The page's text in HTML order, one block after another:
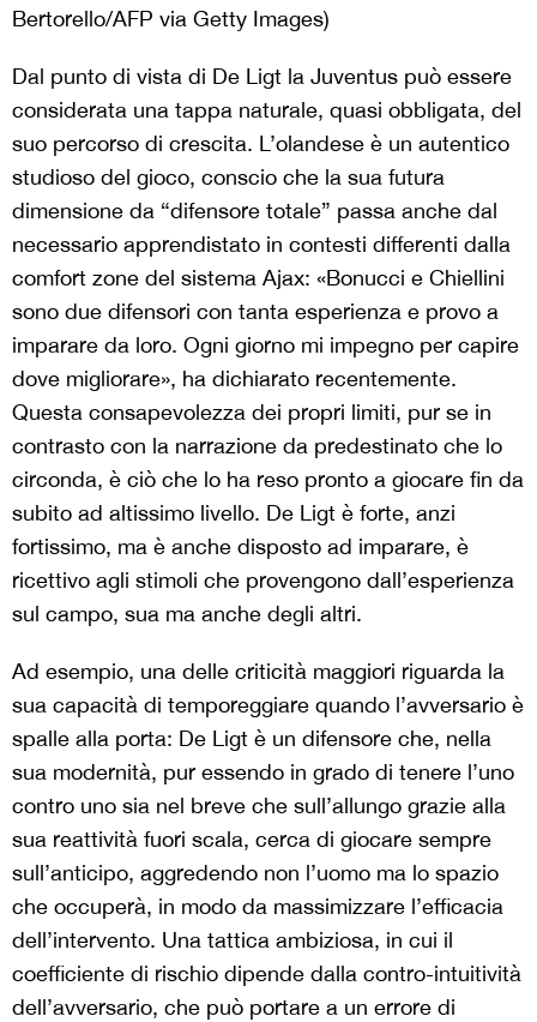
Bertorello/AFP via Getty Images)
Dal punto di vista di De Ligt la Juventus può essere
considerata una tappa naturale, quasi obbligata, del
suo percorso di crescita. L’olandese è un autentico
studioso del gioco, conscio che la sua futura
dimensione da “difensore totale” passa anche dal
necessario apprendistato in contesti differenti dalla
comfort zone del sistema Ajax: «Bonucci e Chiellini
sono due difensori con tanta esperienza e provo a
imparare da loro. Ogni giorno mi impegno per capire
dove migliorare», ha dichiarato recentemente.
Questa consapevolezza dei propri limiti, pur se in
contrasto con la narrazione da predestinato che lo
circonda, è ciò che lo ha reso pronto a giocare fin da
subito ad altissimo livello. De Ligt è forte, anzi
fortissimo, ma è anche disposto ad imparare, è
ricettivo agli stimoli che provengono dall’esperienza
sul campo, sua ma anche degli altri.
Ad esempio, una delle criticità maggiori riguarda la
sua capacità di temporeggiare quando l’avversario è
spalle alla porta: De Ligt è un difensore che, nella
sua modernità, pur essendo in grado di tenere l’uno
contro uno sia nel breve che sull’allungo grazie alla
sua reattività fuori scala, cerca di giocare sempre
sull’anticipo, aggredendo non l’uomo ma lo spazio
che occuperà, in modo da massimizzare l’efficacia
dell’intervento. Una tattica ambiziosa, in cui il
coefficiente di rischio dipende dalla contro-intuitività
dell’avversario, che può portare a un errore di